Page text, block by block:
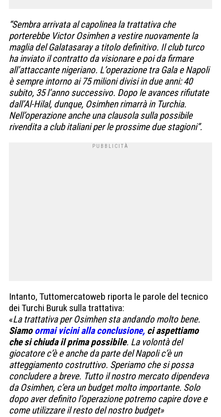
“Sembra arrivata al capolinea la trattativa che
porterebbe Victor Osimhen a vestire nuovamente la
maglia del Galatasaray a titolo definitivo. Il club turco
ha inviato il contratto da visionare e poi da firmare
all’attaccante nigeriano. L’operazione tra Gala e Napoli
è sempre intorno ai 75 milioni divisi in due anni: 40
subito, 35 l’anno successivo. Dopo le avances rifiutate
dall’Al-Hilal, dunque, Osimhen rimarrà in Turchia.
Nell’operazione anche una clausola sulla possibile
rivendita a club italiani per le prossime due stagioni”.
Intanto, Tuttomercatoweb riporta le parole del tecnico
dei Turchi Buruk sulla trattativa:
«La trattativa per Osimhen sta andando molto bene.
Siamoormai vicini alla conclusione, ci aspettiamo
che si chiuda il prima possibile. La volontà del
giocatore c’è e anche da parte del Napoli c’è un
atteggiamento costruttivo. Speriamo che si possa
concludere a breve. Tutto il nostro mercato dipendeva
da Osimhen, c’era un budget molto importante. Solo
dopo aver definito l’operazione potremo capire dove e
come utilizzare il resto del nostro budget»